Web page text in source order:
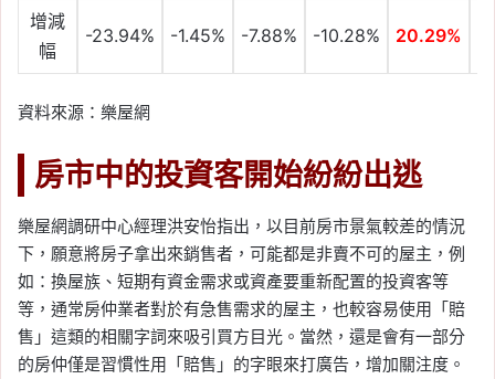
增減
幅
-23.94% -1.45% -7.88% -10.28% 20.29%
資料來源：樂屋網
房市中的投資客開始紛紛出逃
樂屋網調研中心經理洪安怡指出，以目前房市景氣較差的情況
下，願意將房子拿出來銷售者，可能都是非賣不可的屋主，例
如：換屋族、短期有資金需求或資產要重新配置的投資客等
等，通常房仲業者對於有急售需求的屋主，也較容易使用「賠
售」這類的相關字詞來吸引買方目光。當然，還是會有一部分
的房仲僅是習慣性用「賠售」的字眼來打廣告，增加關注度。